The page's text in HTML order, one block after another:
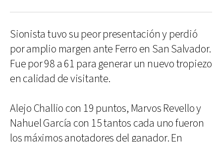
Sionista tuvo su peor presentación y perdió
por amplio margen ante Ferro en San Salvador.
Fue por 98 a 61 para generar un nuevo tropiezo
en calidad de visitante.
Alejo Challio con 19 puntos, Marvos Revello y
Nahuel García con 15 tantos cada uno fueron
los máximos anotadores del ganador. En